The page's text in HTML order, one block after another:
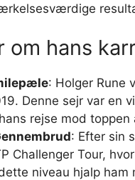
om hans
: Holger Rune
Denne sejr var en
rejse mod
: Efter sin
Challenger Tour,
niveau hjalp ham